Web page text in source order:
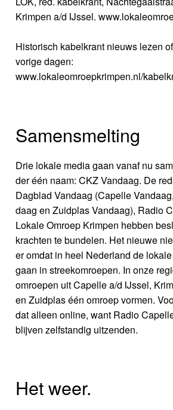
Krimpen a/d IJssel.
Historisch kabelkrant nieuws lezen
vorige dagen:
www.lokaleomroepkrimpen.nl/
Samensmelting
Drie lokale media gaan vanaf nu
der één naam: CKZ Vandaag. De
Dagblad Vandaag (Capelle
daag en Zuidplas Vandaag), Radio
Lokale Omroep Krimpen hebben
krachten te bundelen. Het nieuwe
er omdat in heel Nederland de
gaan in streekomroepen. In onze
omroepen uit Capelle a/d IJssel,
en Zuidplas één omroep vormen.
dat alleen online, want Radio
blijven zelfstandig uitzenden.
Het weer.